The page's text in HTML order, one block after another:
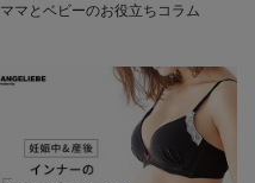
ママとベビーのお役立ちコラム